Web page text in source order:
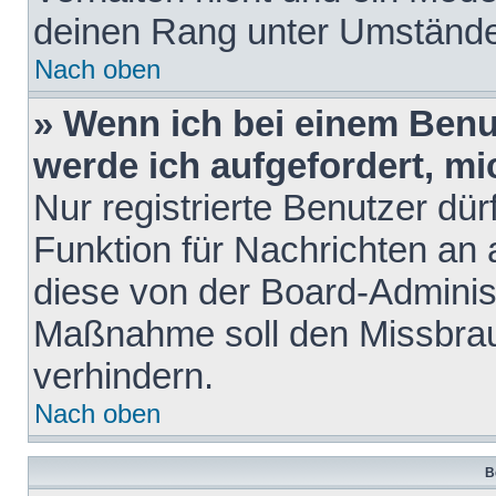
deinen Rang unter
Nach oben
» Wenn ich bei einem
werde ich aufgefordert,
Nur registrierte Benutzer
Funktion für Nachrichten
diese von der Board-
Maßnahme soll den
verhindern.
Nach oben